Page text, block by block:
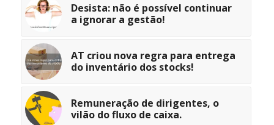
Desista: não é possível continuar
a ignorar a gestão!
AT criou nova regra para entrega
do inventário dos stocks!
Remuneração de dirigentes, o
vilão do fluxo de caixa.